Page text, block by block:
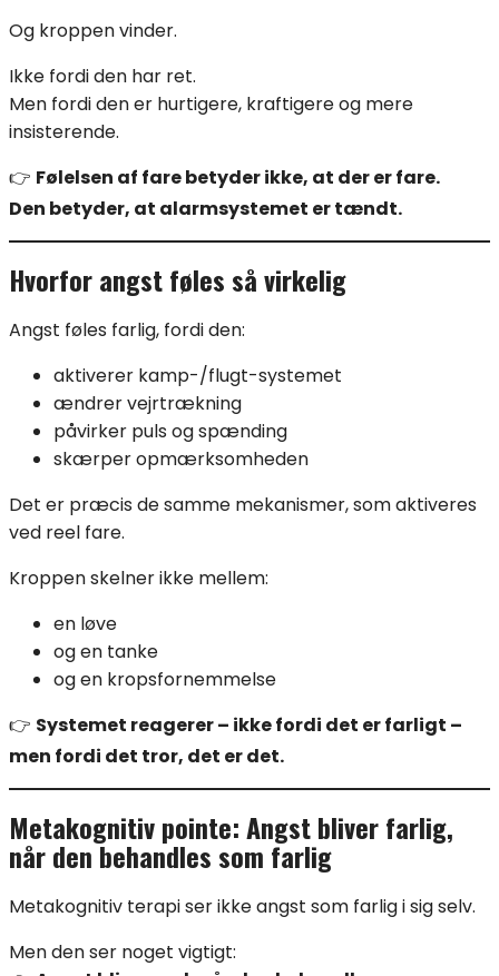
Og kroppen vinder.
Ikke fordi den har ret.
Men fordi den er hurtigere, kraftigere og mere
insisterende.
👉 Følelsen af fare betyder ikke, at der er fare.
Den betyder, at alarmsystemet er tændt.
Hvorfor angst føles så virkelig
Angst føles farlig, fordi den:
aktiverer kamp-/flugt-systemet
ændrer vejrtrækning
påvirker puls og spænding
skærper opmærksomheden
Det er præcis de samme mekanismer, som aktiveres
ved reel fare.
Kroppen skelner ikke mellem:
en løve
og en tanke
og en kropsfornemmelse
👉 Systemet reagerer – ikke fordi det er farligt –
men fordi det tror, det er det.
Metakognitiv pointe: Angst bliver farlig,
når den behandles som farlig
Metakognitiv terapi ser ikke angst som farlig i sig selv.
Men den ser noget vigtigt: